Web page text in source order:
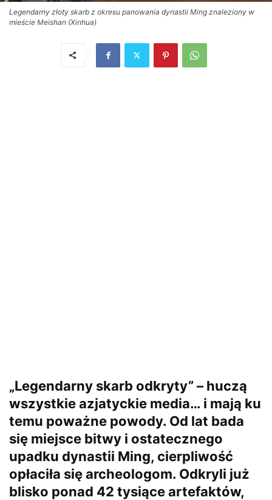
Legendarny złoty skarb z okresu panowania dynastii Ming znaleziony w
mieście Meishan (Xinhua)
„Legendarny skarb odkryty” – huczą
wszystkie azjatyckie media… i mają ku
temu poważne powody. Od lat bada
się miejsce bitwy i ostatecznego
upadku dynastii Ming, cierpliwość
opłaciła się archeologom. Odkryli już
blisko ponad 42 tysiące artefaktów,